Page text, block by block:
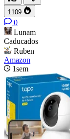
1109
0
Lunam
Caducados
Ruben
Amazon
1sem